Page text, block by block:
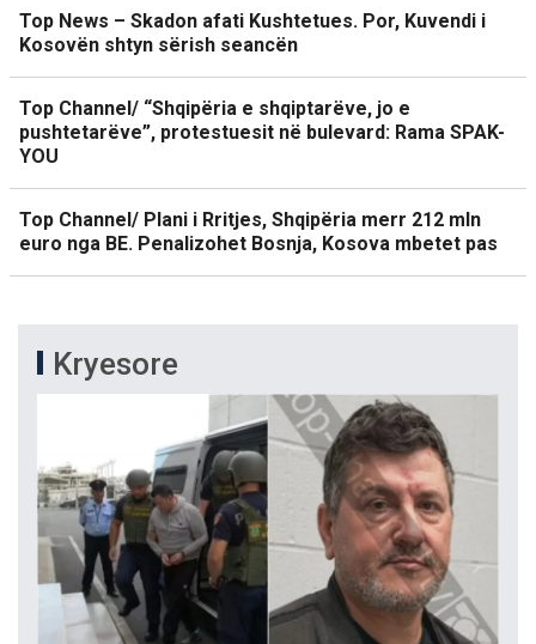
Top News – Skadon afati Kushtetues. Por, Kuvendi i
Kosovën shtyn sërish seancën
Top Channel/ “Shqipëria e shqiptarëve, jo e
pushtetarëve”, protestuesit në bulevard: Rama SPAK-
YOU
Top Channel/ Plani i Rritjes, Shqipëria merr 212 mln
euro nga BE. Penalizohet Bosnja, Kosova mbetet pas
Kryesore